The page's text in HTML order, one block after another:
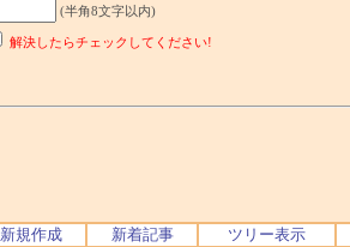
(半角8文字以内)
解決したらチェックしてください!
新規作成 新着記事 ツリー表示